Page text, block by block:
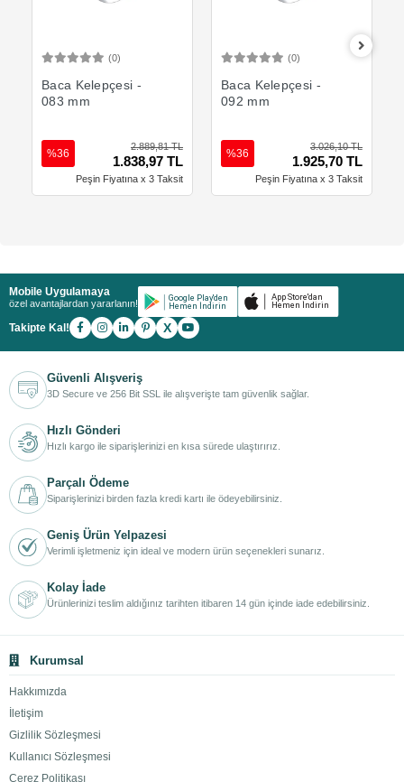
(0)
Baca Kelepçesi -
083 mm
2.889,81 TL
1.838,97 TL
%36
Peşin Fiyatına x 3 Taksit
(0)
Baca Kelepçesi -
092 mm
3.026,10 TL
1.925,70 TL
%36
Peşin Fiyatına x 3 Taksit
Mobile Uygulamaya
özel avantajlardan yararlanın!
Takipte Kal! X
Güvenli Alışveriş
3D Secure ve 256 Bit SSL ile alışverişte tam güvenlik sağlar.
Hızlı Gönderi
Hızlı kargo ile siparişlerinizi en kısa sürede ulaştırırız.
Parçalı Ödeme
Siparişlerinizi birden fazla kredi kartı ile ödeyebilirsiniz.
Geniş Ürün Yelpazesi
Verimli işletmeniz için ideal ve modern ürün seçenekleri sunarız.
Kolay İade
Ürünlerinizi teslim aldığınız tarihten itibaren 14 gün içinde iade edebilirsiniz.
Kurumsal
Hakkımızda
İletişim
Gizlilik Sözleşmesi
Kullanıcı Sözleşmesi
Çerez Politikası